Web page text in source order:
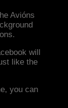
Avións
will
like the
you can